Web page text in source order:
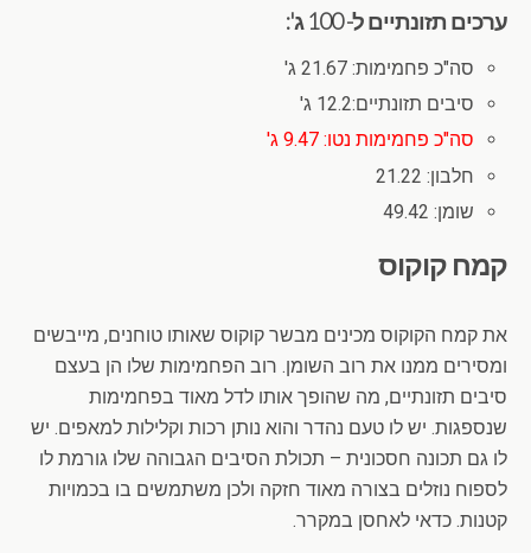
ערכים תזונתיים ל- 100 ג':
סה"כ פחמימות: 21.67 ג'
סיבים תזונתיים:12.2 ג'
סה"כ פחמימות נטו: 9.47 ג'
חלבון: 21.22
שומן: 49.42
קמח קוקוס
את קמח הקוקוס מכינים מבשר קוקוס שאותו טוחנים, מייבשים
ומסירים ממנו את רוב השומן. רוב הפחמימות שלו הן בעצם
סיבים תזונתיים, מה שהופך אותו לדל מאוד בפחמימות
שנספגות. יש לו טעם נהדר והוא נותן רכות וקלילות למאפים. יש
לו גם תכונה חסכונית – תכולת הסיבים הגבוהה שלו גורמת לו
לספוח נוזלים בצורה מאוד חזקה ולכן משתמשים בו בכמויות
קטנות. כדאי לאחסן במקרר.